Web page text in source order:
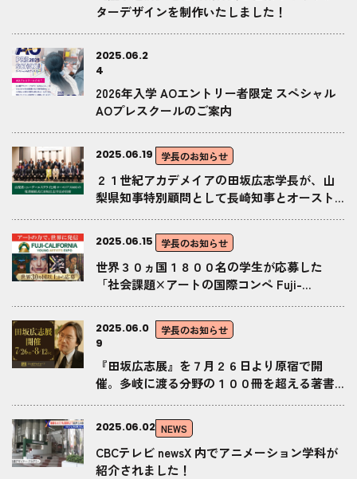
ターデザインを制作いたしました！
2025.06.2
4
2026年入学 AOエントリー者限定 スペシャル
AOプレスクールのご案内
2025.06.19 学長のお知らせ
２１世紀アカデメイアの田坂広志学長が、山
梨県知事特別顧問として長崎知事とオースト
＝ライトナー州首相の国際協力覚書締結式に
出席。水素技術開発・青少年交流で合意
2025.06.15 学長のお知らせ
世界３０ヵ国１８００名の学生が応募した
「社会課題×アートの国際コンペ Fuji-
受賞作発表！ ６月１４日から国際巡回展開
催！
2025.06.0
9
学長のお知らせ
『田坂広志展』を７月２６日より原宿で開
催。多岐に渡る分野の１００冊を超える著書
による「アート」の共演。１万人の学生が競
い合った「社会貢献ビジネスプラン」も展示
2025.06.02 NEWS
CBCテレビ newsX 内でアニメーション学科が
紹介されました！